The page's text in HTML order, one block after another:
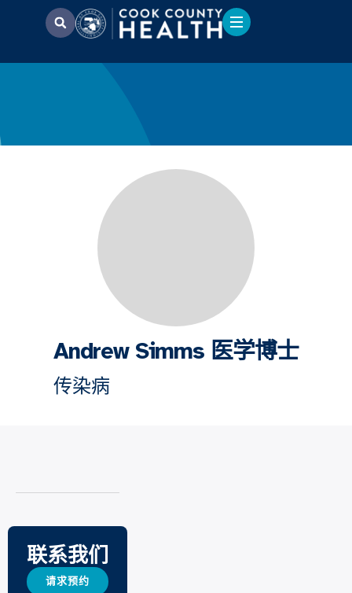
Andrew Simms 医学博士
传染病
联系我们
请求预约